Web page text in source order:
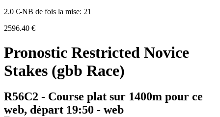
2.0 €-NB de fois la mise: 21
2596.40 €
Pronostic Restricted Novice
Stakes (gbb Race)
R56C2 - Course plat sur 1400m pour ce
web, départ 19:50 - web